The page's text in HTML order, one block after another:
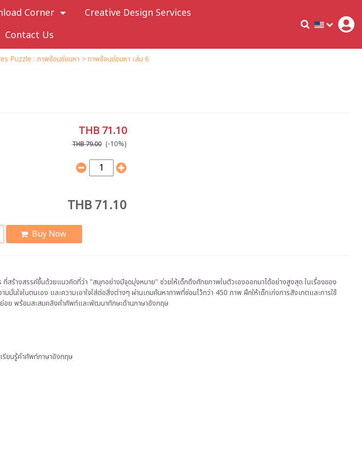
Corner
Creative Design Services
Contact Us
Puzzle : ภาพซ้อนซ่อนหา > ภาพซ้อนซ่อนหา เล่ม 6
THB 71.10
THB 79.00 (-10%)
THB 71.10
Buy Now
ร้างสรรค์ขึ้นด้วยแนวคิดที่ว่า "สนุกอย่างมีจุดมุ่งหมาย" ช่วยให้เด็กดึงศักยภาพในตัวเองออกมาได้อย่างสูงสุด ในเรื่องของ
มั่นใจในตนเอง และความเอาใจใส่ต่อสิ่งต่างๆ ผ่านเกมค้นหาภาพที่ซ่อนไว้กว่า 450 ภาพ ฝึกให้เด็กเก่งการสังเกตและการใช้
อย พร้อมสะสมคลังคำศัพท์และพัฒนาทักษะด้านภาษาอังกฤษ
รียนรู้คำศัพท์ภาษาอังกฤษ